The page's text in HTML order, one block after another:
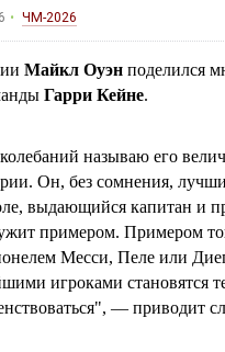
ЧМ-2026
Майкл Оуэнподелился
Гарри Кейне.
называю его
Он, без сомнения,
выдающийся капитан и
примером. Примером
Месси, Пеле или
игроками становятся
— приводит